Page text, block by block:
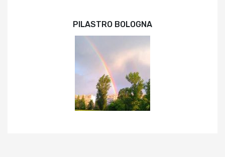
PILASTRO BOLOGNA